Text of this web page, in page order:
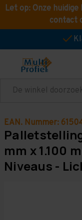
Let op: Onze
contact
Zoeken
EAN. Nummer:
mm x 1.100
Niveaus -